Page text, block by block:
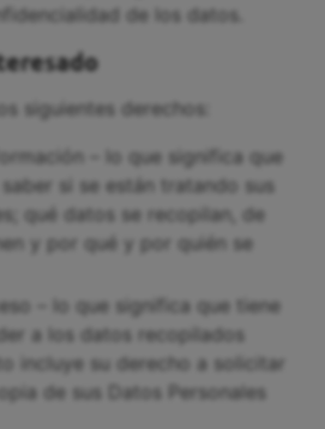
de los datos.
siguientes derechos:
– lo que significa que
si se están tratando sus
qué datos se recopilan, de
y por qué y por quién se
– lo que significa que tiene
a los datos recopilados
incluye su derecho a solicitar
de sus Datos Personales